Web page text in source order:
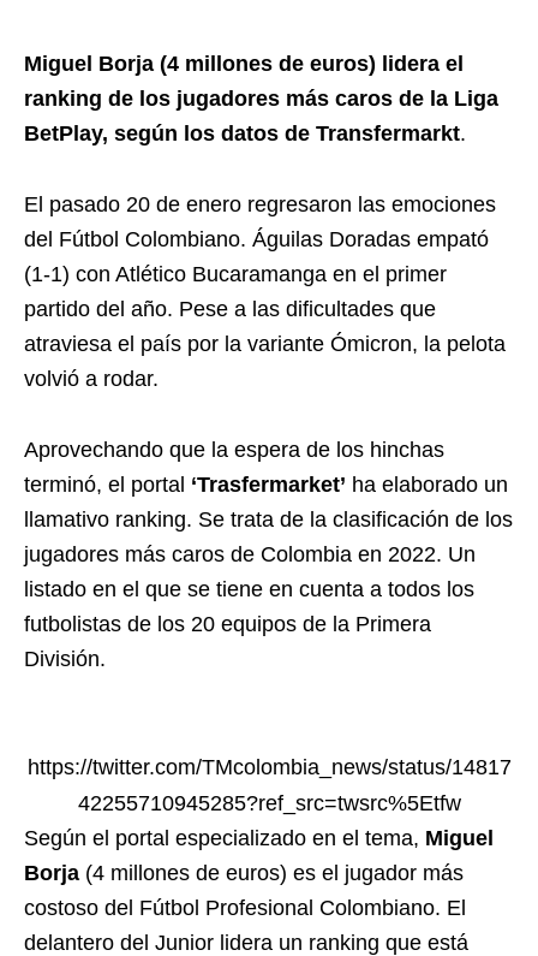
Miguel Borja (4 millones de euros) lidera el
ranking de los jugadores más caros de la Liga
BetPlay, según los datos de Transfermarkt.
El pasado 20 de enero regresaron las emociones
del Fútbol Colombiano. Águilas Doradas empató
(1-1) con Atlético Bucaramanga en el primer
partido del año. Pese a las dificultades que
atraviesa el país por la variante Ómicron, la pelota
volvió a rodar.
Aprovechando que la espera de los hinchas
terminó, el portal ‘Trasfermarket’ ha elaborado un
llamativo ranking. Se trata de la clasificación de los
jugadores más caros de Colombia en 2022. Un
listado en el que se tiene en cuenta a todos los
futbolistas de los 20 equipos de la Primera
División.
https://twitter.com/TMcolombia_news/status/14817
42255710945285?ref_src=twsrc%5Etfw
Según el portal especializado en el tema, Miguel
Borja (4 millones de euros) es el jugador más
costoso del Fútbol Profesional Colombiano. El
delantero del Junior lidera un ranking que está